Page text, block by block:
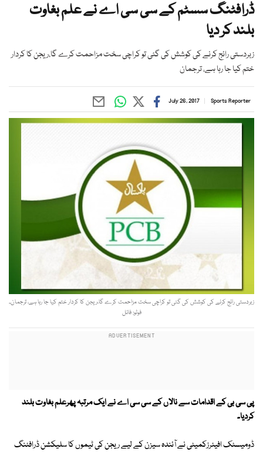
ڈرافٹنگ سسٹم کے سی سی اے نے علم بغاوت
بلند کر دیا
زبردستی رائج کرنے کی کوشش کی گئی تو کراچی سخت مزاحمت کرے گا،ریجن کا کردار
ختم کیا جا رہا ہے، ترجمان
Sports Reporter
July 26, 2017
زبردستی رائج کرنے کی کوشش کی گئی تو کراچی سخت مزاحمت کرے گا،ریجن کا کردار ختم کیا جا رہا ہے، ترجمان۔
فوٹو: فائل
پی سی بی کے اقدامات سے نالاں کے سی سی اے نے ایک مرتبہ پھرعلم بغاوت بلند
کردیا۔
ڈومیسٹک افیئرزکمیٹی نے آئندہ سیزن کے لیے ریجن کی ٹیموں کا سلیکشن ڈرافٹنگ